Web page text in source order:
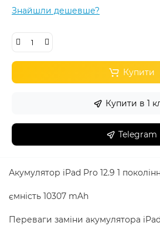
Знайшли дешевше?
Купити
Купити в 1
Telegram
Акумулятор iPad Pro 12.9 1
ємність 10307 mAh
Переваги заміни акумулятора